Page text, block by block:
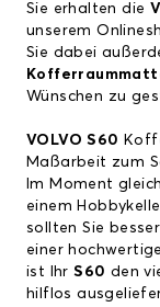
Sie erhalten die
unserem
Sie dabei
Wünschen zu
VOLVO S60
Maßarbeit zum
Im Moment
einem
sollten Sie
einer
ist Ihr S60 den
hilflos